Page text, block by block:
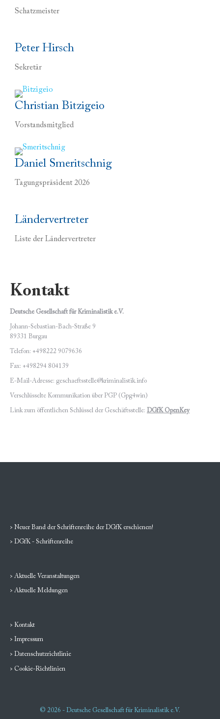
Schatzmeister
Peter Hirsch
Sekretär
Christian Bitzigeio
Vorstandsmitglied
Daniel Smeritschnig
Tagungspräsident 2026
Ländervertreter
Liste der Ländervertreter
Kontakt
Deutsche Gesellschaft für Kriminalistik e.V.
Johann-Sebastian-Bach-Straße 9
89331 Burgau
Telefon: +498222 9079636
Fax: +498294 804139
E-Mail-Adresse: geschaeftsstelle@kriminalistik.info
Verschlüsselte Kommunikation über PGP (Gpg4win)
Link zum öffentlichen Schlüssel der Geschäftsstelle: DGfK OpenKey
> Neuer Band der Schriftenreihe der DGfK erschienen!
> DGfK - Schriftenreihe
> Aktuelle Veranstaltungen
> Aktuelle Meldungen
> Kontakt
> Impressum
> Datenschutzrichtlinie
> Cookie-Richtlinien
© 2026 - Deutsche Gesellschaft für Kriminalistik e.V.